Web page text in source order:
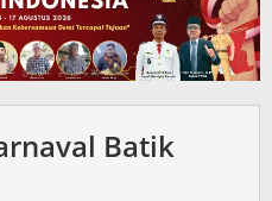
Batik